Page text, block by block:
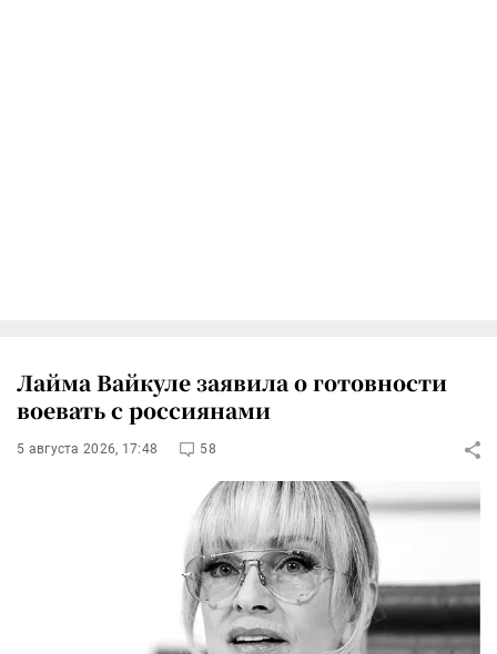
Лайма Вайкуле заявила о готовности
воевать с россиянами
5 августа 2026, 17:48 58